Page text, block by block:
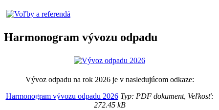
Harmonogram vývozu odpadu
Vývoz odpadu na rok 2026 je v nasledujúcom odkaze:
Harmonogram vývozu odpadu 2026Typ: PDF dokument, Veľkosť:
272.45 kB